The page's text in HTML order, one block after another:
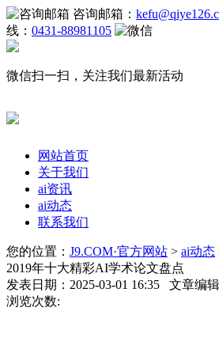
咨询邮箱：
线： 0431-88981105
微信扫一扫，关注我们最新活动
网站首页
关于我们
ai资讯
ai动态
联系我们
您的位置： J9.COM·官方网站 > ai动态
2019年十大精彩AI学术论文盘点
发表日期：2025-03-01 16:35 文章编
浏览次数: